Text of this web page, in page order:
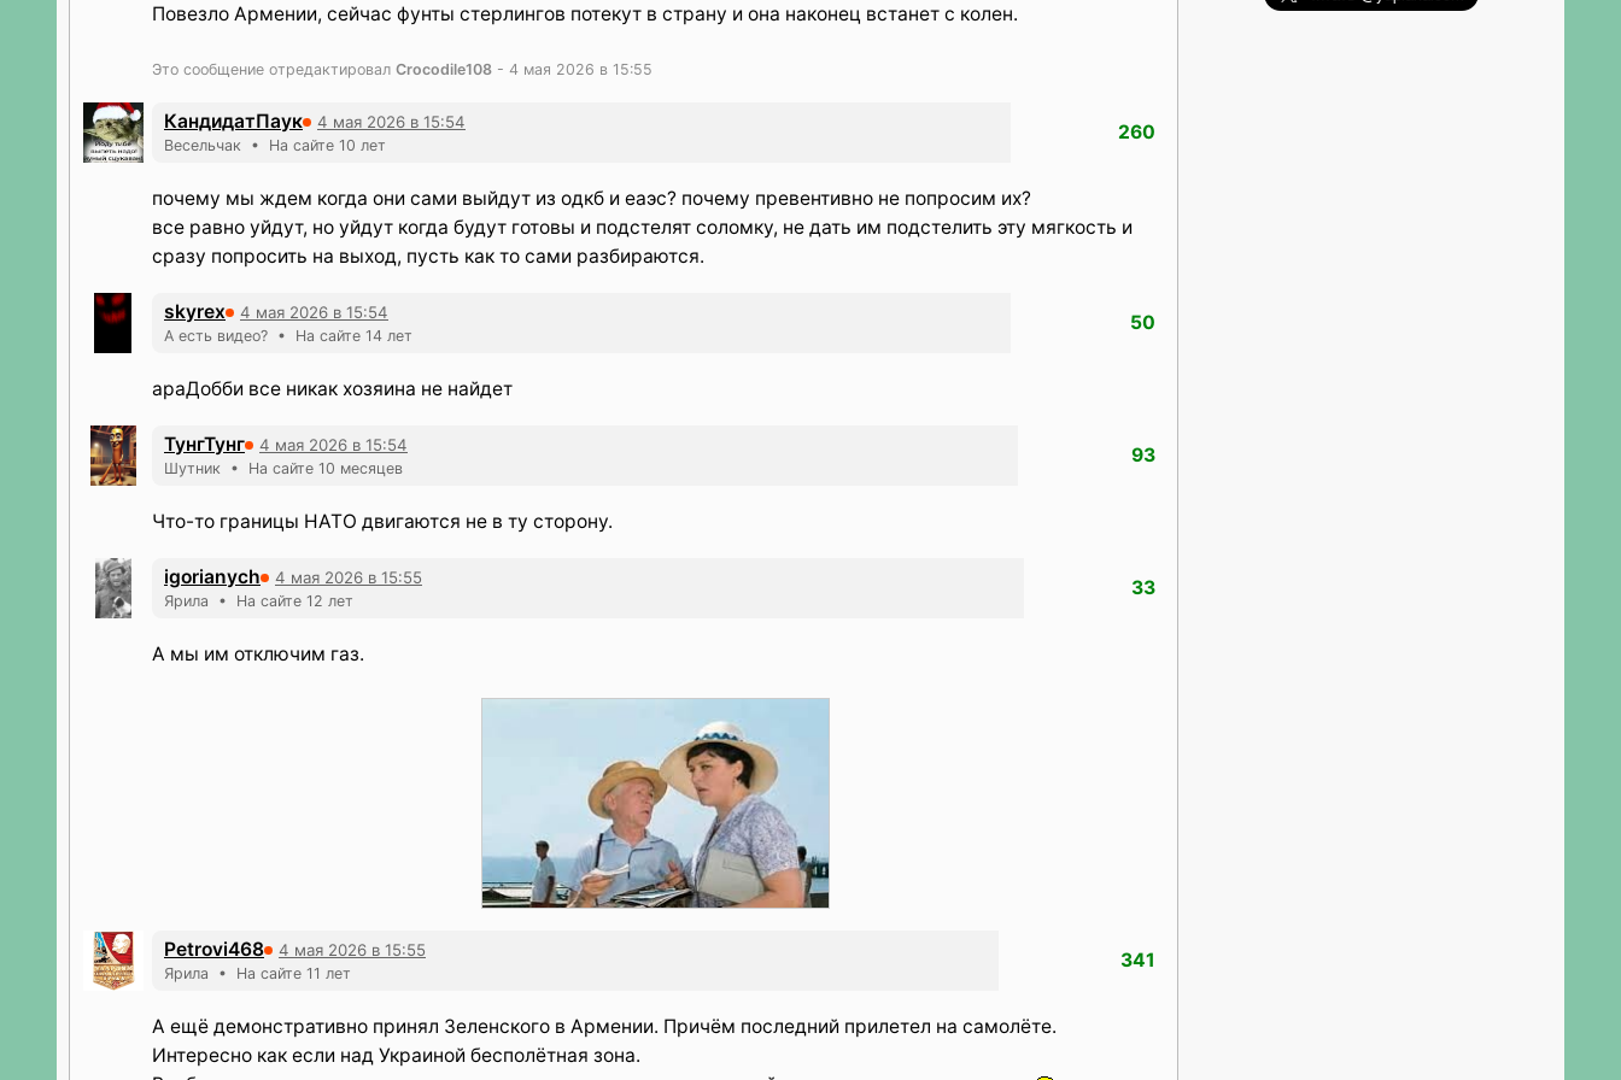
Повезло Армении, сейчас фунты стерлингов потекут в страну и она наконец встанет с колен.
Это сообщение отредактировал Crocodile108 - 4 мая 2026 в 15:55
КандидатПаук 4 мая 2026 в 15:54
Весельчак • На сайте 10 лет
260
почему мы ждем когда они сами выйдут из одкб и еаэс? почему превентивно не попросим их?
все равно уйдут, но уйдут когда будут готовы и подстелят соломку, не дать им подстелить эту мягкость и
сразу попросить на выход, пусть как то сами разбираются.
skyrex 4 мая 2026 в 15:54
А есть видео? • На сайте 14 лет
50
араДобби все никак хозяина не найдет
ТунгТунг 4 мая 2026 в 15:54
Шутник • На сайте 10 месяцев
93
Что-то границы НАТО двигаются не в ту сторону.
igorianych 4 мая 2026 в 15:55
Ярила • На сайте 12 лет
33
А мы им отключим газ.
Petrovi468 4 мая 2026 в 15:55
Ярила • На сайте 11 лет
341
А ещё демонстративно принял Зеленского в Армении. Причём последний прилетел на самолёте.
Интересно как если над Украиной бесполётная зона.